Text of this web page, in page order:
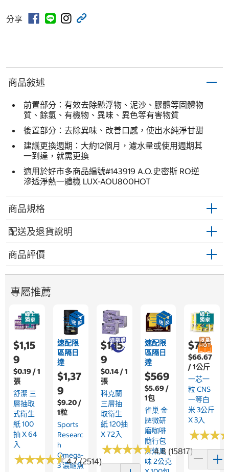
分享
商品敍述
前置部分：有效去除懸浮物、泥沙、膠體等固體物
質、餘氯、有機物、異味、異色等有害物質
後置部分：去除異味、改善口感，使出水純淨甘甜
建議更換週期：大約12個月，濾水量或使用週期其
一到達，就需更換
適用於好市多商品編號#143919 A.O.史密斯 RO逆
滲透淨熱一體機 LUX-AOU800HOT
商品規格
配送及退貨說明
商品評價
專屬推薦
$1,15
9
$0.19 / 1
張
舒潔 三
層抽取
式衛生
紙 100
抽 X 64
入
★★★★★
★★★★★4.7 (2514)
速配限
區隔日
達
$1,37
9
$9.20 /
1粒
Sports
Researc
H
Omega-
3 濃縮魚
$1,15
9
$0.14 / 1
張
科克蘭
三層抽
取衛生
紙 120抽
X 72入
★★★★★
★★★★★4.8 (15817)
速配限
區隔日
達
$569
$5.69 /
1包
雀巢 金
牌微研
磨咖啡
隨行包
深焙風
味 2公克
$755
$66.67
/ 1公斤
一芯一
粒 CNS
一等白
米 3公斤
X 3入
★★★
★★★